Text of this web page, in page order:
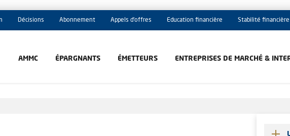
Décisions Abonnement Appels d'offres Education financière Stabilité financière
AMMC ÉPARGNANTS ÉMETTEURS ENTREPRISES DE MARCHÉ &